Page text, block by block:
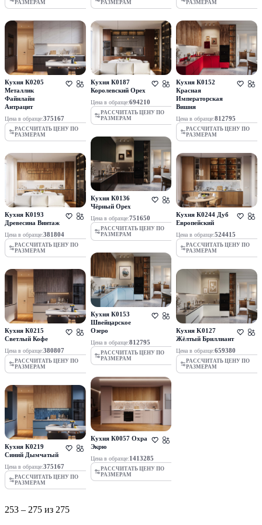
РАЗМЕРАМ
Кухня К0205
Металлик
Файнлайн
Антрацит
Цена в образце:375167
РАССЧИТАТЬ ЦЕНУ ПО
РАЗМЕРАМ
Кухня К0193
Древесина Винтаж
Цена в образце:381804
РАССЧИТАТЬ ЦЕНУ ПО
РАЗМЕРАМ
Кухня К0215
Светлый Кофе
Цена в образце:380807
РАССЧИТАТЬ ЦЕНУ ПО
РАЗМЕРАМ
Кухня К0219
Синий Дымчатый
Цена в образце:375167
РАССЧИТАТЬ ЦЕНУ ПО
РАЗМЕРАМ
РАЗМЕРАМ
Кухня К0187
Королевский Орех
Цена в образце:694210
РАССЧИТАТЬ ЦЕНУ ПО
РАЗМЕРАМ
Кухня К0136
Чёрный Орех
Цена в образце:751650
РАССЧИТАТЬ ЦЕНУ ПО
РАЗМЕРАМ
Кухня К0153
Швейцарское
Озеро
Цена в образце:812795
РАССЧИТАТЬ ЦЕНУ ПО
РАЗМЕРАМ
Кухня К0057 Охра
Экрю
Цена в образце:1413285
РАССЧИТАТЬ ЦЕНУ ПО
РАЗМЕРАМ
РАЗМЕРАМ
Кухня К0152
Красная
Императорская
Вишня
Цена в образце:812795
РАССЧИТАТЬ ЦЕНУ ПО
РАЗМЕРАМ
Кухня К0244 Дуб
Европейский
Цена в образце:524415
РАССЧИТАТЬ ЦЕНУ ПО
РАЗМЕРАМ
Кухня K0127
Жёлтый Бриллиант
Цена в образце:659380
РАССЧИТАТЬ ЦЕНУ ПО
РАЗМЕРАМ
253 – 275 из 275